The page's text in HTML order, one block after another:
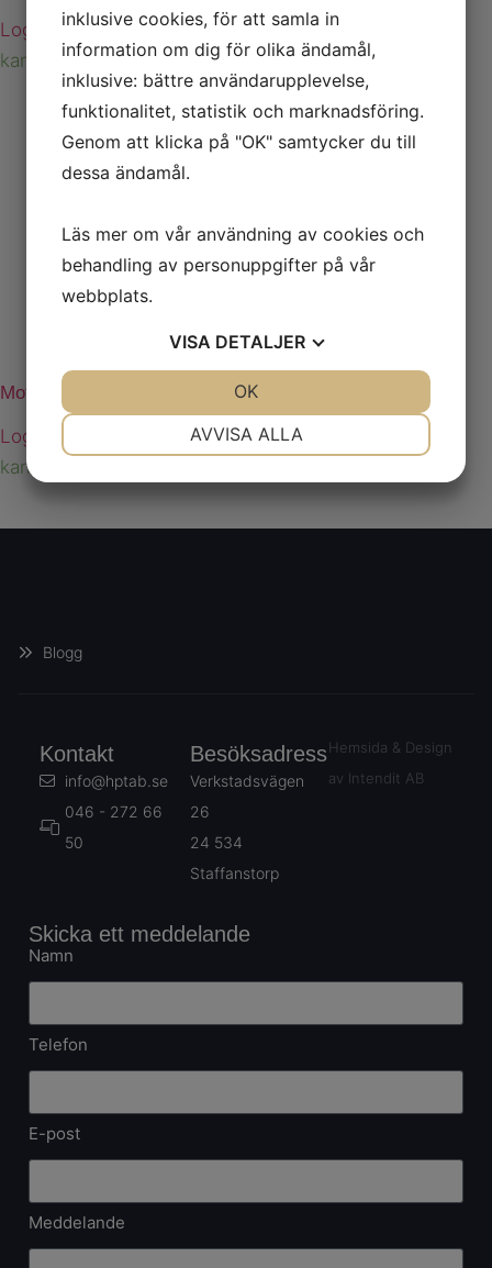
Logga in för att se priser
kan beställas
Motor DC 800W 48VDC dia80 termovakt
Logga in för att se priser
kan beställas
Blogg
Kontakt
info@hptab.se
046 - 272 66
50
Besöksadress
Verkstadsvägen
26
24 534
Staffanstorp
Hemsida & Design
av Intendit AB
Skicka ett meddelande
Namn
Telefon
E-post
Meddelande
inklusive cookies, för att samla in
information om dig för olika ändamål,
inklusive: bättre användarupplevelse,
funktionalitet, statistik och marknadsföring.
Genom att klicka på "OK" samtycker du till
dessa ändamål.
Läs mer om vår användning av cookies och
behandling av personuppgifter på vår
webbplats.
VISA DETALJER
AVVISA ALLA
OK